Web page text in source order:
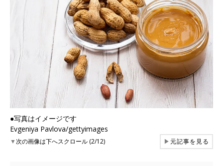
●写真はイメージです
Evgeniya Pavlova/gettyimages
▼次の画像は下へスクロール (2/12) ▶元記事を見る